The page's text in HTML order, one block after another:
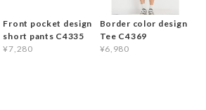
Front pocket design
short pants C4335
¥7,280
Border color design
Tee C4369
¥6,980